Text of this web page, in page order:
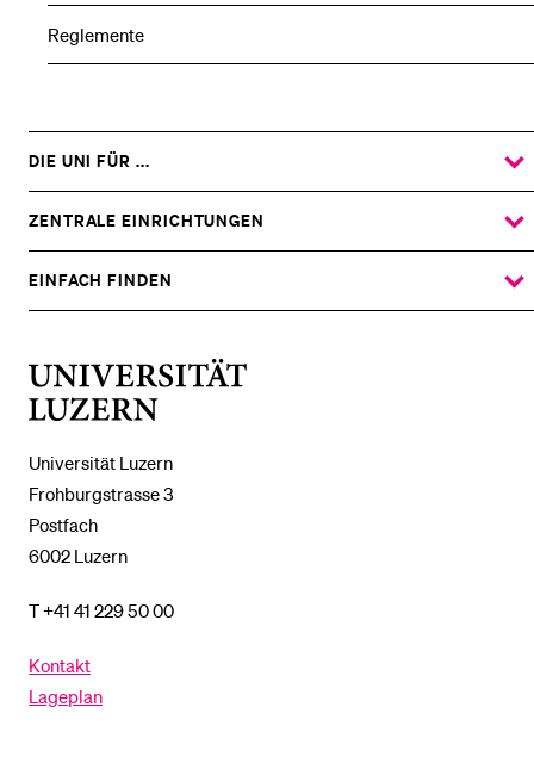
Reglemente
Universität Luzern
Frohburgstrasse 3
Postfach
6002 Luzern
T +41 41 229 50 00
Kontakt
Lageplan
DIE UNI FÜR ...
ZEIGE
DAS
UNTERMENÜ
ZENTRALE EINRICHTUNGEN
ZEIGE
DAS
UNTERMENÜ
EINFACH FINDEN
ZEIGE
DAS